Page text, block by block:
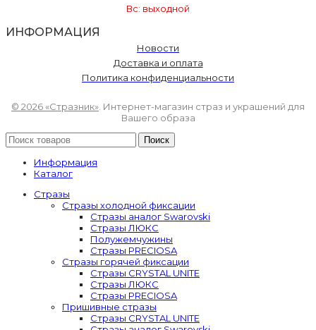
Вс: выходной
ИНФОРМАЦИЯ
Новости
Доставка и оплата
Политика конфиденциальности
© 2026 «Стразник» . Интернет-магазин страз и украшений для
Вашего образа
Поиск
Информация
Каталог
Стразы
Стразы холодной фиксации
Стразы аналог Swarovski
Стразы ЛЮКС
Полужемчужины
Стразы PRECIOSA
Стразы горячей фиксации
Стразы CRYSTAL UNITE
Стразы ЛЮКС
Стразы PRECIOSA
Пришивные стразы
Стразы CRYSTAL UNITE